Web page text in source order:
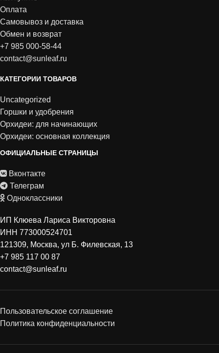
Оплата
Самовывоз и доставка
Обмен и возврат
+7 985 000-58-44
contact@sunleaf.ru
КАТЕГОРИИ ТОВАРОВ
Uncategorized
Горшки и удобрения
Орхидеи: для начинающих
Орхидеи: основная коллекция
ОФИЦИАЛЬНЫЕ СТРАНИЦЫ
Вконтакте
Телеграм
Одноклассники
ИП Клюева Лариса Викторовна
ИНН 773000524701
121309, Москва, ул Б. Филевская, 13
+7 985 117 00 87
contact@sunleaf.ru
Пользовательское соглашение
Политика конфиденциальности